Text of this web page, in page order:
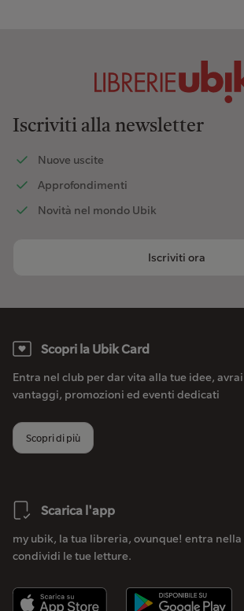
Iscriviti alla newsletter
Nuove uscite
Approfondimenti
Novità nel mondo Ubik
Iscriviti ora
Scopri la Ubik Card
Entra nel club per dar vita alla tue idee,
vantaggi, promozioni ed eventi dedicati
Scopri di più
Scarica l'app
my ubik, la tua libreria, ovunque! entra
condividi le tue letture.